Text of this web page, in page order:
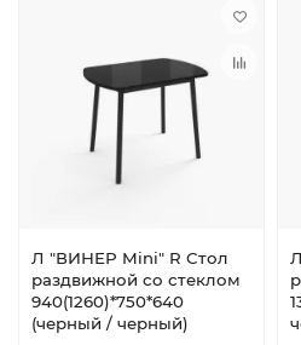
Л "ВИНЕР Mini" R Стол
раздвижной со стеклом
940(1260)*750*640
(черный / черный)